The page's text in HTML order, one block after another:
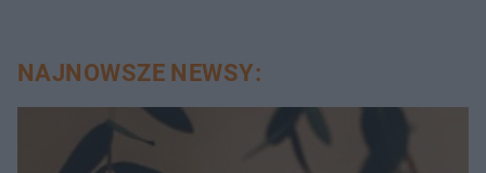
NAJNOWSZE NEWSY: